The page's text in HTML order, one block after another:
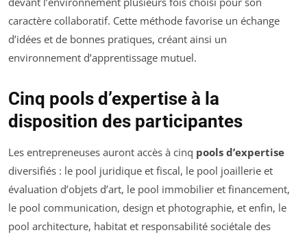
caractère collaboratif. Cette méthode favorise un échange
d’idées et de bonnes pratiques, créant ainsi un
environnement d’apprentissage mutuel.
Cinq pools d’expertise à la
disposition des participantes
Les entrepreneuses auront accès à cinq pools d’expertise
diversifiés : le pool juridique et fiscal, le pool joaillerie et
évaluation d’objets d’art, le pool immobilier et financement,
le pool communication, design et photographie, et enfin, le
pool architecture, habitat et responsabilité sociétale des